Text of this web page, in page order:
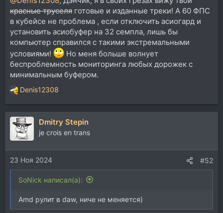
красные труселя готовые и изданные треки! А 60 ФПС
в кубейсе не проблема , если отключить асиогард и
установить асиобуфер на 32 семпла, лишь бы
компьютер справился с такими экстремальными
условиями!
Но меня больше волнует
беспроблемность мониторинга любых дорожек с
минимальным буфером.
Р
е
а
к
и
и
:
Denis12308
Dmitry Stepin
je crois en trans
23 Ноя 2024 #52
SoNick написал(а):
Amd рулит в daw, ниче не меняется)